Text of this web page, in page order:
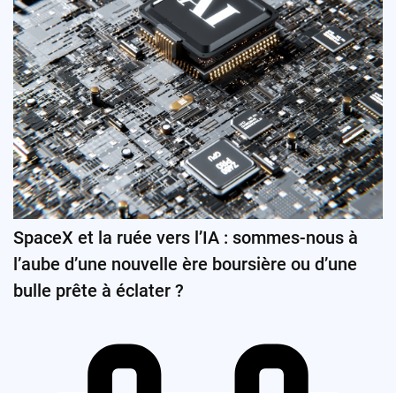
SpaceX et la ruée vers l’IA : sommes-nous à
l’aube d’une nouvelle ère boursière ou d’une
bulle prête à éclater ?